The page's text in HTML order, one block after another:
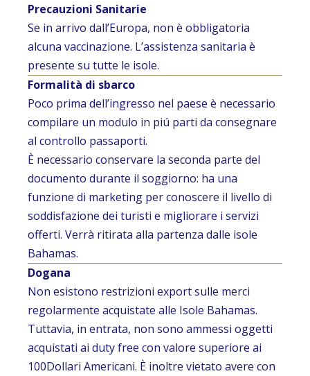
Precauzioni Sanitarie
Se in arrivo dall’Europa, non è obbligatoria
alcuna vaccinazione. L’assistenza sanitaria è
presente su tutte le isole.
Formalità di sbarco
Poco prima dell’ingresso nel paese è necessario
compilare un modulo in piú parti da consegnare
al controllo passaporti.
È necessario conservare la seconda parte del
documento durante il soggiorno: ha una
funzione di marketing per conoscere il livello di
soddisfazione dei turisti e migliorare i servizi
offerti. Verrà ritirata alla partenza dalle isole
Bahamas.
Dogana
Non esistono restrizioni export sulle merci
regolarmente acquistate alle Isole Bahamas.
Tuttavia, in entrata, non sono ammessi oggetti
acquistati ai duty free con valore superiore ai
100Dollari Americani. È inoltre vietato avere con